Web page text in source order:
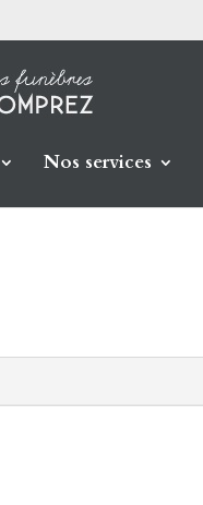
Nos services